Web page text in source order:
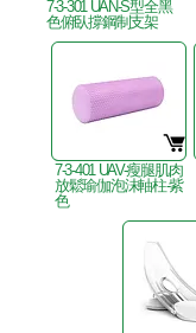
7-3-301 UAN-S型全黑
色俯臥撐鋼制支架
7-3-401 UAV-瘦腿肌肉
放鬆瑜伽泡沫軸柱-紫
色